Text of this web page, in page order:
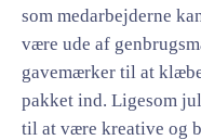
som medarbejderne
være ude af
gavemærker til at
pakket ind. Ligesom
til at være kreative og